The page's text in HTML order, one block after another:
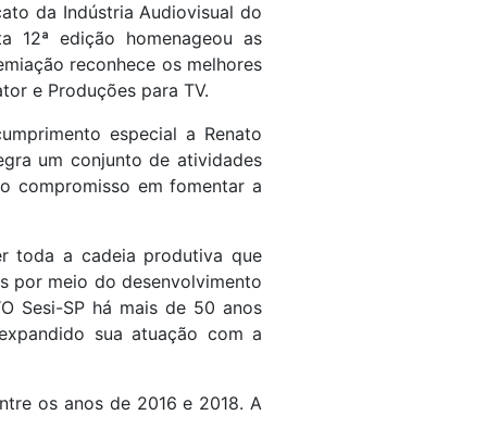
da Indústria Audiovisual do
12ª edição homenageou as
reconhece os melhores
e Produções para TV.
especial a Renato
um conjunto de atividades
compromisso em fomentar a
toda a cadeia produtiva que
por meio do desenvolvimento
Sesi-SP há mais de 50 anos
sua atuação com a
os anos de 2016 e 2018. A